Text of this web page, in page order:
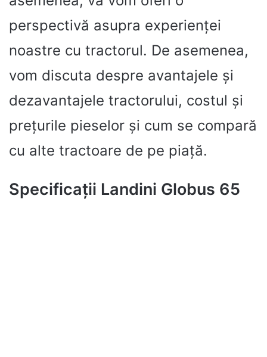
perspectivă asupra experienței
noastre cu tractorul. De asemenea,
vom discuta despre avantajele și
dezavantajele tractorului, costul și
prețurile pieselor și cum se compară
cu alte tractoare de pe piață.
Specificații Landini Globus 65